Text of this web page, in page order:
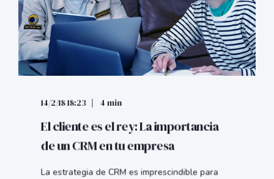
14/2/18 18:23 4 min
El cliente es el rey: La importancia
de un CRM en tu empresa
La estrategia de CRM es imprescindible para